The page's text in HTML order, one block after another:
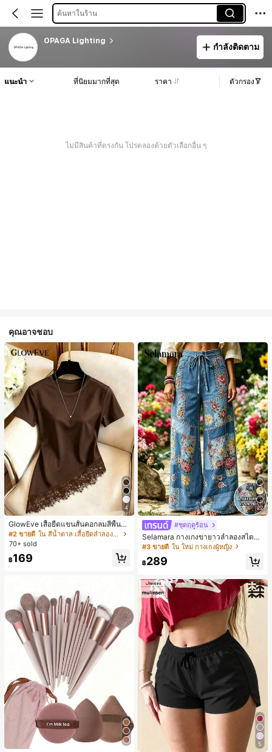
ค้นหาในร้าน
OPAGA Lighting
กำลังติดตาม
แนะนำ ที่นิยมมากที่สุด ราคา ตัวกรอง
ไม่มีสินค้าที่ตรงกัน โปรดลองด้วยตัวเลือกอื่น ๆ
คุณอาจชอบ
4
GlowEve เสื้อยืดแขนสั้นคอกลมสีพื้นลำ
ลองอเนกประสงค์สำหรับผู้หญิง
#2 ขายดี
ใน สีน้ำตาล เสื้อยืดลำลองพื้นฐาน
70+ sold
฿169
22
#ชุดฤดูร้อน
Selamara กางเกงขายาวลำลองสไตล์โ
บฮีเมียนสำหรับพักผ่อน สีกากี ผิวสัมผัส
มีเท็กซ์เจอร์ เอวสูงทรงหลวม เอวยางยืด
พร้อมเชือกรูด ทรงขาตรงทิ้งตัว ขากว้า
ดินทาง
#3 ขายดี ใน ใหม่ กางเกงผู้หญิง
฿289
5